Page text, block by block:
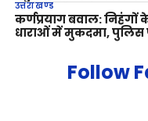
उत्तराखण्ड
कर्णप्रयाग बवाल:
धाराओं में मुकदमा,
Follow